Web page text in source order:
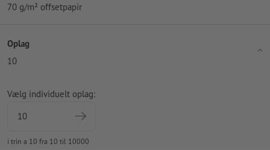
70 g/m² offsetpapir
Oplag
10
Vælg individuelt oplag:
i trin a 10 fra 10 til 10000